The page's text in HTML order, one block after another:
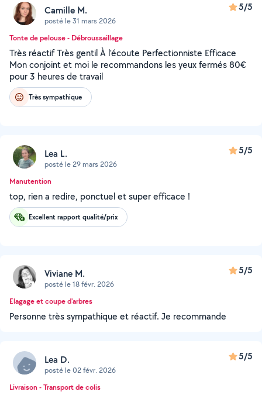
Camille M.
posté le 31 mars 2026
5/5
Tonte de pelouse - Débroussaillage
Très réactif Très gentil À l’écoute Perfectionniste Efficace
Mon conjoint et moi le recommandons les yeux fermés 80€
pour 3 heures de travail
Très sympathique
Lea L.
posté le 29 mars 2026
5/5
Manutention
top, rien a redire, ponctuel et super efficace !
Excellent rapport qualité/prix
Viviane M.
posté le 18 févr. 2026
5/5
Elagage et coupe d'arbres
Personne très sympathique et réactif. Je recommande
Lea D.
posté le 02 févr. 2026
5/5
Livraison - Transport de colis